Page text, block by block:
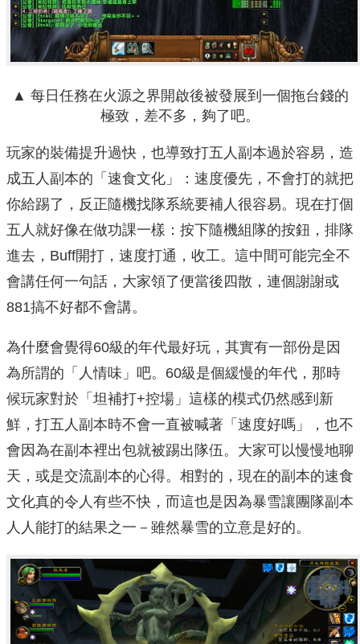
▲ 每日任務在火源之界開啟後被發展到一個拖台錢的
極致，差不多，夠了吧。
玩家的裝備提升過快，也導致打五人副本過於容易，造
成五人副本的「速食文化」：速度優先，不會打的就把
你給踢了，反正隨機找隊系統要補人很容易。現在打個
五人就好像在做功課一樣：按下隨機組隊的按鈕，排隊
進去，Buff開打，速度打通，收工。這中間可能完全不
會講任何一句話，大家領了便當後四散，連個謝謝或
881搞不好都不會講。
為什麼會覺得60級的年代最好玩，其實有一部份是因
為所謂的「人情味」吧。60級是個緩慢的年代，那時
候玩家對於「坦補打+控場」這樣的模式仍然感到新
鮮，打五人副本時不會一直被喊著「速度好嗎」，也不
會因為在副本裡出包就被踢出隊伍。大家可以慢慢地聊
天，或是交流副本的心得。相對的，現在的副本的速食
文化真的令人有些不快，而這也是因為暴雪讓團隊副本
人人能打的結果之一－雖然暴雪的立意是好的。